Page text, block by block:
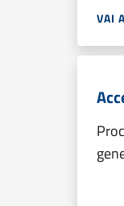
VAI